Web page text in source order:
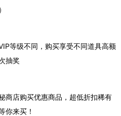
等级不同，购买享受不同道具高额
抽奖
商店购买优惠商品，超低折扣稀有
你来买！